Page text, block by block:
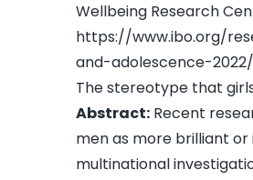
Wellbeing Research
https://www.ibo.org/
and-adolescence-2022/
The stereotype that
Abstract:Recent
men as more brilliant
multinational